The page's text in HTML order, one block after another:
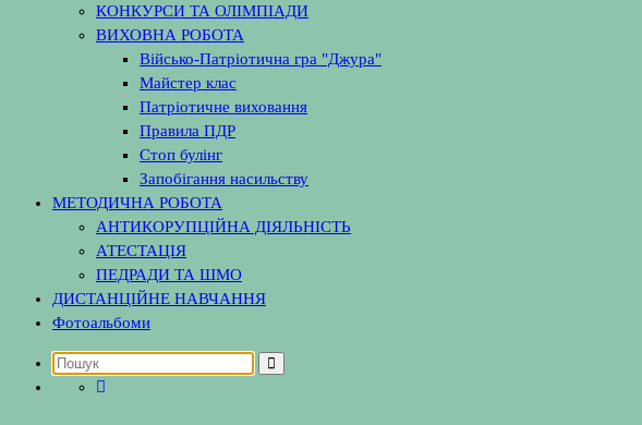
КОНКУРСИ ТА ОЛІМПІАДИ
ВИХОВНА РОБОТА
Військо-Патріотична гра "Джура"
Майстер клас
Патріотичне виховання
Правила ПДР
Стоп булінг
Запобігання насильству
МЕТОДИЧНА РОБОТА
АНТИКОРУПЦІЙНА ДІЯЛЬНІСТЬ
АТЕСТАЦІЯ
ПЕДРАДИ ТА ШМО
ДИСТАНЦІЙНЕ НАВЧАННЯ
Фотоальбоми